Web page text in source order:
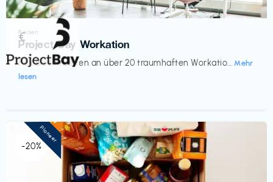
Reisen
Project Bay Workation
flexibles Arbeiten an über 20 traumhaften Workatio... Mehr
lesen
€‎
-20%
Pioneer